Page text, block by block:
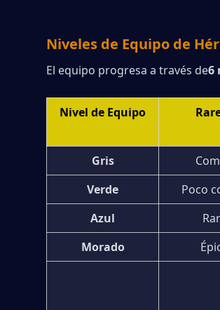
Niveles de Equipo de
El equipo progresa a través de6
Nivel de Equipo
Gris
Verde
Poco
Azul
Morado